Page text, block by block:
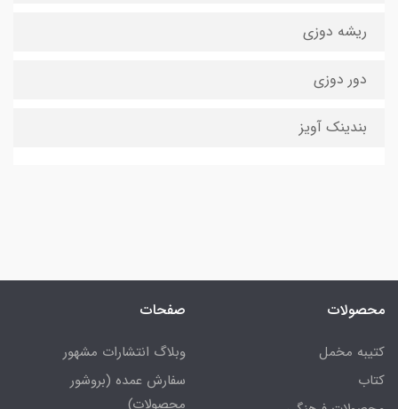
ریشه دوزی
دور دوزی
بندینک آویز
محصولات
کتیبه مخمل
کتاب
صفحات
وبلاگ انتشارات مشهور
سفارش عمده (بروشور
محصولات)